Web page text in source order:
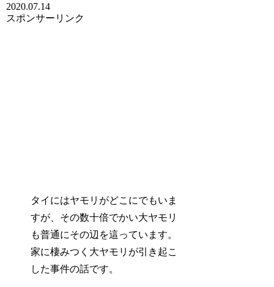
2020.07.14
スポンサーリンク
タイにはヤモリがどこにでもいま
すが、その数十倍でかい大ヤモリ
も普通にその辺を這っています。
家に棲みつく大ヤモリが引き起こ
した事件の話です。